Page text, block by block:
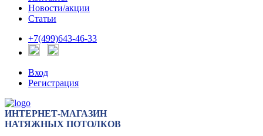
Новости/акции
Статьи
+7(499)643-46-33
Вход
Регистрация
ИНТЕРНЕТ-МАГАЗИН
НАТЯЖНЫХ ПОТОЛКОВ